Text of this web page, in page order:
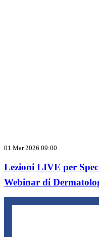
01 Mar 2026 09:00
Lezioni LIVE per
Webinar di